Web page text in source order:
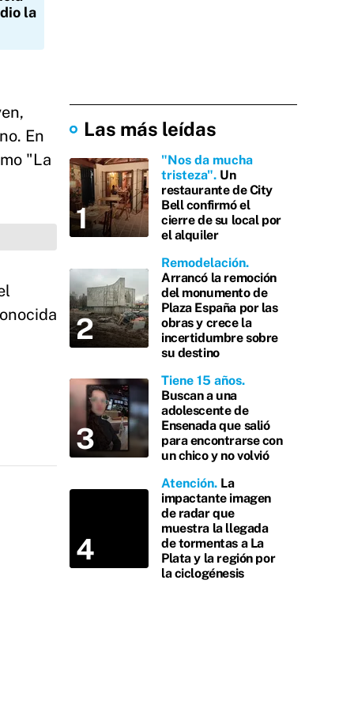
la
En
"La
Las más leídas
"Nos da mucha
tristeza" Un
restaurante de City
Bell confirmó el
cierre de su local por
el alquiler
Remodelación
Arrancó la remoción
del monumento de
Plaza España por las
obras y crece la
incertidumbre sobre
su destino
Tiene 15 años
Buscan a una
adolescente de
Ensenada que salió
para encontrarse con
un chico y no volvió
Atención La
impactante imagen
de radar que
muestra la llegada
de tormentas a La
Plata y la región por
la ciclogénesis